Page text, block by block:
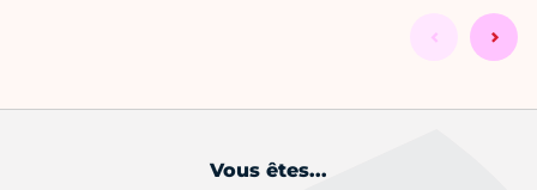
Vous êtes...